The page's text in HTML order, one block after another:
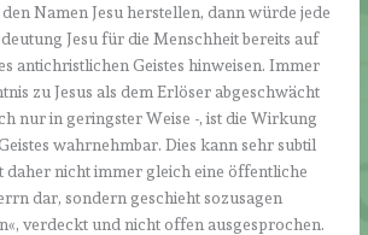
Namen Jesu herstellen, dann würde jede
Jesu für die Menschheit bereits auf
antichristlichen Geistes hinweisen. Immer
zu Jesus als dem Erlöser abgeschwächt
nur in geringster Weise -, ist die Wirkung
wahrnehmbar. Dies kann sehr subtil
daher nicht immer gleich eine öffentliche
dar, sondern geschieht sozusagen
verdeckt und nicht offen ausgesprochen.